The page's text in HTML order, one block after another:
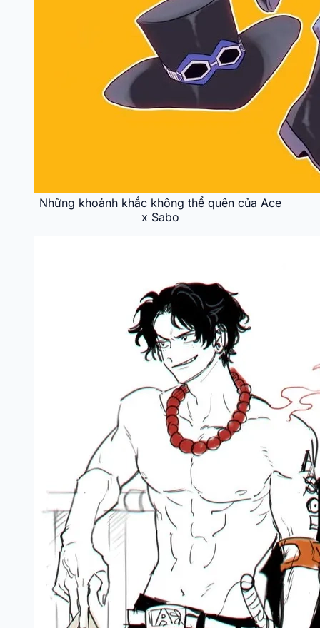
Những khoảnh khắc không thể quên của Ace
x Sabo